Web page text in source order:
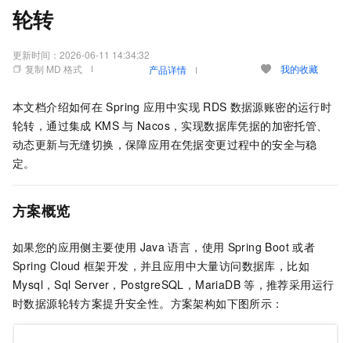
轮转
更新时间： 2026-06-11 14:34:32
复制 MD 格式
产品详情 我的收藏
本文档介绍如何在 Spring 应用中实现 RDS 数据源账密的运行时
轮转，通过集成 KMS 与 Nacos，实现数据库凭据的加密托管、
动态更新与无缝切换，保障应用在凭据变更过程中的安全与稳
定。
方案概览
如果您的应用侧主要使用 Java 语言，使用 Spring Boot 或者
Spring Cloud 框架开发，并且应用中大量访问数据库，比如
Mysql，Sql Server，PostgreSQL，MariaDB 等，推荐采用运行
时数据源轮转方案提升安全性。方案架构如下图所示：